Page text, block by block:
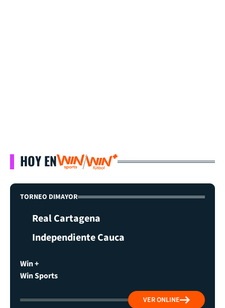
HOY EN
TORNEO DIMAYOR
Real Cartagena
Independiente Cauca
Win +
Win Sports
VER ONLINE